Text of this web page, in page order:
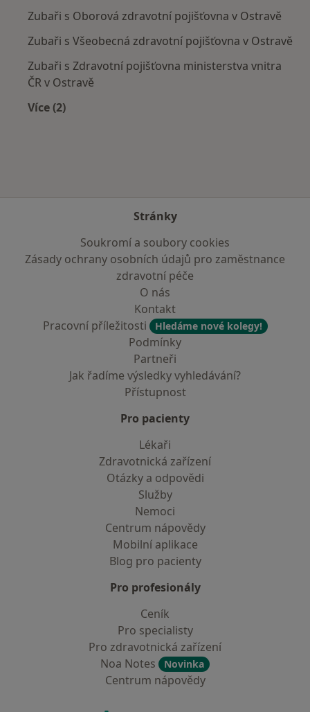
Zubaři s Oborová zdravotní pojišťovna v Ostravě
Zubaři s Všeobecná zdravotní pojišťovna v Ostravě
Zubaři s Zdravotní pojišťovna ministerstva vnitra
ČR v Ostravě
Více (2)
Stránky
Soukromí a soubory cookies
Zásady ochrany osobních údajů pro zaměstnance
zdravotní péče
O nás
Kontakt
Pracovní příležitosti
Hledáme nové kolegy!
Podmínky
Partneři
Jak řadíme výsledky vyhledávání?
Přístupnost
Pro pacienty
Lékaři
Zdravotnická zařízení
Otázky a odpovědi
Služby
Nemoci
Centrum nápovědy
Mobilní aplikace
Blog pro pacienty
Pro profesionály
Ceník
Pro specialisty
Pro zdravotnická zařízení
Noa Notes
Novinka
Centrum nápovědy